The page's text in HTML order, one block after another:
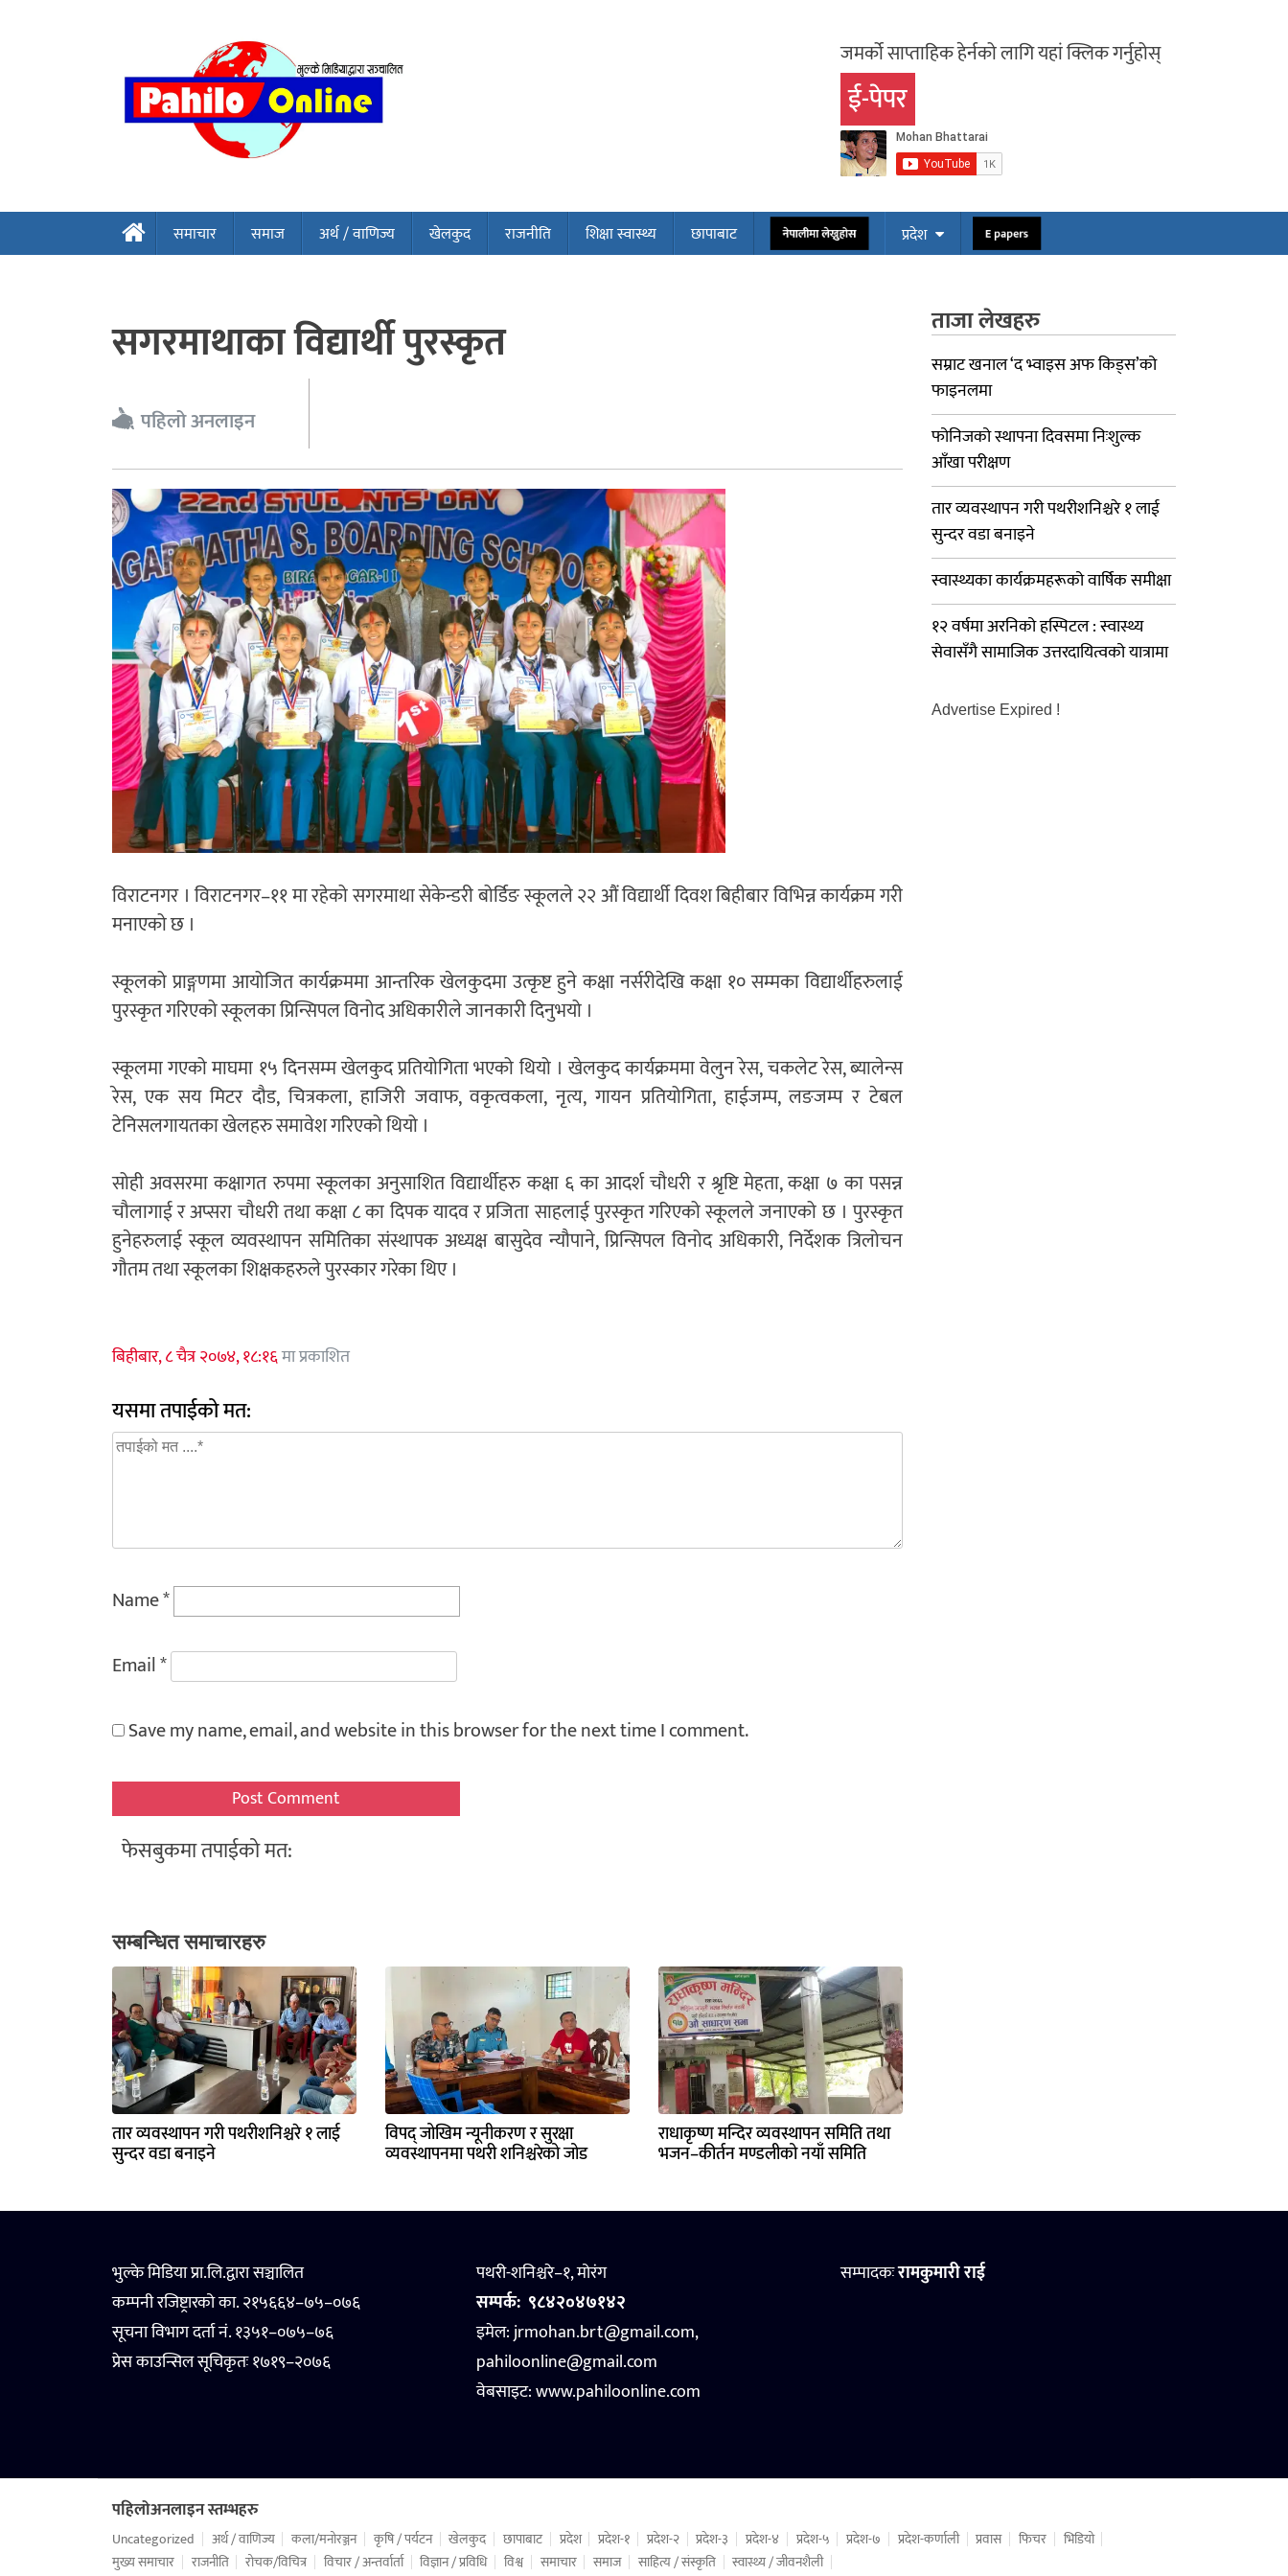
जमर्को साप्ताहिक हेर्नको लागि यहां क्लिक गर्नुहोस्
ई-पेपर
समाचार समाज अर्थ / वाणिज्य खेलकुद राजनीति शिक्षा स्वास्थ्य छापाबाट नेपालीमा लेख्नुहोस प्रदेश E papers
सगरमाथाका विद्यार्थी पुरस्कृत
पहिलो अनलाइन
विराटनगर । विराटनगर–११ मा रहेको सगरमाथा सेकेन्डरी बोर्डिङ स्कूलले २२ औं विद्यार्थी दिवश बिहीबार विभिन्न कार्यक्रम गरी
मनाएको छ ।
स्कूलको प्राङ्गणमा आयोजित कार्यक्रममा आन्तरिक खेलकुदमा उत्कृष्ट हुने कक्षा नर्सरीदेखि कक्षा १० सम्मका विद्यार्थीहरुलाई
पुरस्कृत गरिएको स्कूलका प्रिन्सिपल विनोद अधिकारीले जानकारी दिनुभयो ।
स्कूलमा गएको माघमा १५ दिनसम्म खेलकुद प्रतियोगिता भएको थियो । खेलकुद कार्यक्रममा वेलुन रेस, चकलेट रेस, ब्यालेन्स
रेस, एक सय मिटर दौड, चित्रकला, हाजिरी जवाफ, वकृत्वकला, नृत्य, गायन प्रतियोगिता, हाईजम्प, लङजम्प र टेबल
टेनिसलगायतका खेलहरु समावेश गरिएको थियो ।
सोही अवसरमा कक्षागत रुपमा स्कूलका अनुसाशित विद्यार्थीहरु कक्षा ६ का आदर्श चौधरी र श्रृष्टि मेहता, कक्षा ७ का पसन्न
चौलागाई र अप्सरा चौधरी तथा कक्षा ८ का दिपक यादव र प्रजिता साहलाई पुरस्कृत गरिएको स्कूलले जनाएको छ । पुरस्कृत
हुनेहरुलाई स्कूल व्यवस्थापन समितिका संस्थापक अध्यक्ष बासुदेव न्यौपाने, प्रिन्सिपल विनोद अधिकारी, निर्देशक त्रिलोचन
गौतम तथा स्कूलका शिक्षकहरुले पुरस्कार गरेका थिए ।
बिहीबार, ८ चैत्र २०७४, १८:१६मा प्रकाशित
यसमा तपाईको मत:
Name*
Email*
Save my name, email, and website in this browser for the next time I comment.
फेसबुकमा तपाईको मत:
सम्बन्धित समाचारहरु
तार व्यवस्थापन गरी पथरीशनिश्चरे १ लाई
सुन्दर वडा बनाइने
विपद् जोखिम न्यूनीकरण र सुरक्षा
व्यवस्थापनमा पथरी शनिश्चरेको जोड
राधाकृष्ण मन्दिर व्यवस्थापन समिति तथा
भजन–कीर्तन मण्डलीको नयाँ समिति
ताजा लेखहरु
सम्राट खनाल ‘द भ्वाइस अफ किड्स’को
फाइनलमा
फोनिजको स्थापना दिवसमा निःशुल्क
आँखा परीक्षण
तार व्यवस्थापन गरी पथरीशनिश्चरे १ लाई
सुन्दर वडा बनाइने
स्वास्थ्यका कार्यक्रमहरूको वार्षिक समीक्षा
१२ वर्षमा अरनिको हस्पिटल : स्वास्थ्य
सेवासँगै सामाजिक उत्तरदायित्वको यात्रामा
Advertise Expired !
भुल्के मिडिया प्रा.लि.द्वारा सञ्चालित
कम्पनी रजिष्ट्रारको का. २१५६६४–७५–०७६
सूचना विभाग दर्ता नं. १३५१–०७५–७६
प्रेस काउन्सिल सूचिकृतः १७१९–२०७६
पथरी-शनिश्चरे–१, मोरंग
सम्पर्क: ९८४२०४७१४२
इमेल: jrmohan.brt@gmail.com,
pahiloonline@gmail.com
वेबसाइट:www.pahiloonline.com
सम्पादकःरामकुमारी राई
पहिलोअनलाइन स्तम्भहरु
Uncategorized अर्थ / वाणिज्य कला/मनोरञ्जन कृषि / पर्यटन खेलकुद छापाबाट प्रदेश प्रदेश-१ प्रदेश-२ प्रदेश-३ प्रदेश-४ प्रदेश-५ प्रदेश-७ प्रदेश-कर्णाली प्रवास फिचर
भिडियो
मुख्य समाचार
राजनीति रोचक/विचित्र विचार / अन्तर्वार्ता विज्ञान / प्रविधि विश्व समाचार समाज साहित्य / संस्कृति स्वास्थ्य / जीवनशैली